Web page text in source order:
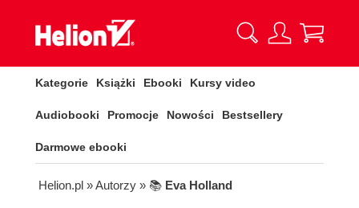
Kategorie Książki Ebooki Kursy video
Audiobooki Promocje Nowości Bestsellery
Darmowe ebooki
Helion.pl » Autorzy » 📚 Eva Holland